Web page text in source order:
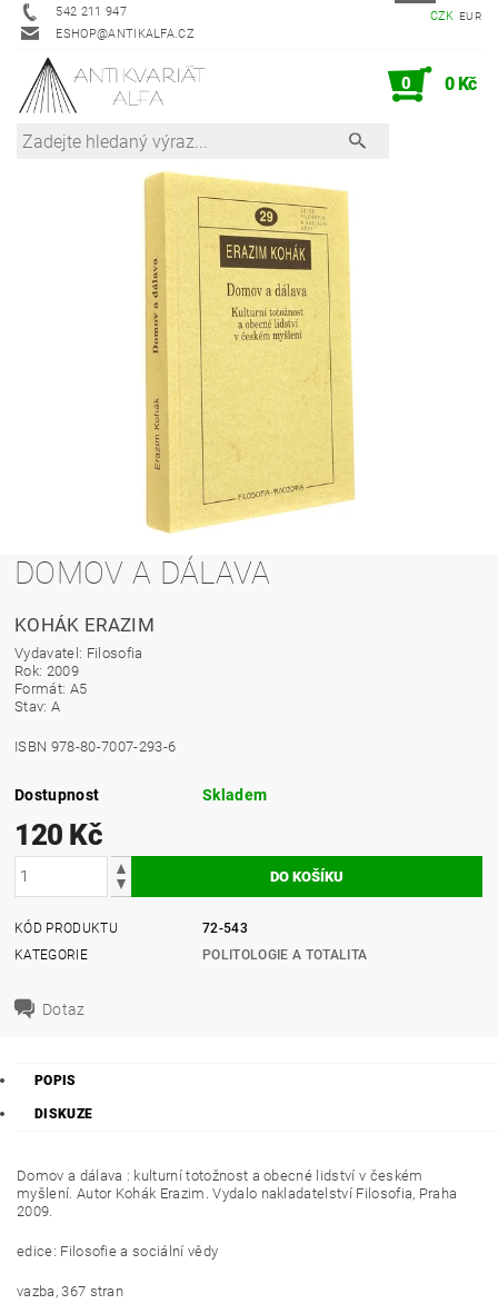
542 211 947
ESHOP@ANTIKALFA.CZ
CZK EUR
0 0 Kč
DOMOV A DÁLAVA
KOHÁK ERAZIM
Vydavatel: Filosofia
Rok: 2009
Formát: A5
Stav: A
ISBN 978-80-7007-293-6
Dostupnost Skladem
120 Kč
KÓD PRODUKTU
72-543
KATEGORIE
POLITOLOGIE A TOTALITA
Dotaz
POPIS
DISKUZE
Domov a dálava : kulturní totožnost a obecné lidství v českém
myšlení. Autor Kohák Erazim. Vydalo nakladatelství Filosofia, Praha
2009.
edice: Filosofie a sociální vědy
vazba, 367 stran